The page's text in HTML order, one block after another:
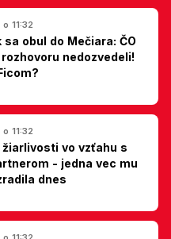
11:32
sa obul do Mečiara: ČO
nedozvedeli!
11:32
žiarlivosti vo vzťahu s
- jedna vec mu
dnes